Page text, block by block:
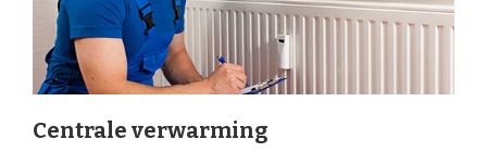
Centrale verwarming